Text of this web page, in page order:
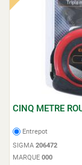
CINQ METRE
Entrepot
SIGMA 206472
MARQUE 000